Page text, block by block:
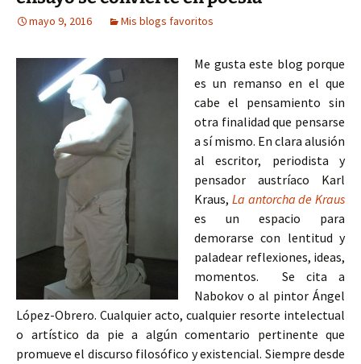
mayo 9, 2016 Mis blogs favoritos
Me gusta este blog porque
es un remanso en el que
cabe el pensamiento sin
otra finalidad que pensarse
a sí mismo. En clara alusión
al escritor, periodista y
pensador austríaco Karl
Kraus, La antorcha de Kraus
es un espacio para
demorarse con lentitud y
paladear reflexiones, ideas,
momentos. Se cita a
Nabokov o al pintor Ángel
López-Obrero. Cualquier acto, cualquier resorte intelectual
o artístico da pie a algún comentario pertinente que
promueve el discurso filosófico y existencial. Siempre desde